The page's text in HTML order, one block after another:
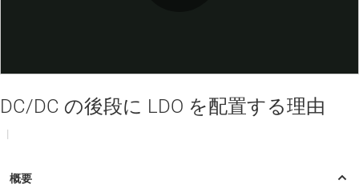
Video
DC/DC の後段に LDO を配置する理由
|